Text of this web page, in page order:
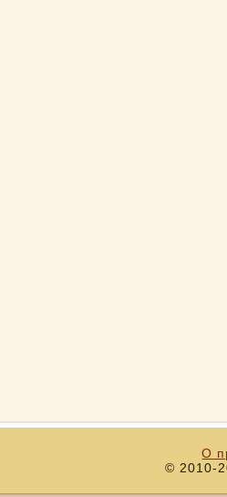
О
© 2010-